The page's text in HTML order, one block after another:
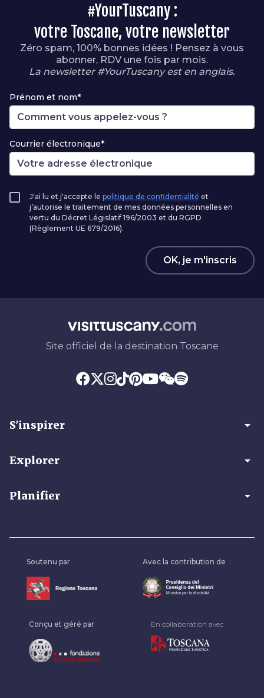
#YourTuscany :
votre Toscane, votre newsletter
Zéro spam, 100% bonnes idées ! Pensez à vous
abonner, RDV une fois par mois.
La newsletter #YourTuscany est en anglais.
Prénom et nom*
Courrier électronique*
J'ai lu et j'accepte le politique de confidentialité et
j’autorise le traitement de mes données personnelles en
vertu du Décret Législatif 196/2003 et du RGPD
(Règlement UE 679/2016).
OK, je m'inscris
Site officiel de la destination Toscane
S'inspirer arrow_drop_down
Explorer arrow_drop_down
Planifier arrow_drop_down
Soutenu par Avec la contribution de
Conçu et géré par En collaboration avec